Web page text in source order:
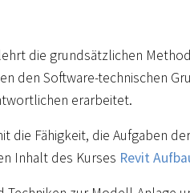
die grundsätzlichen
den Software-technischen
erarbeitet.
die Fähigkeit, die Aufgaben
Inhalt des Kurses Revit